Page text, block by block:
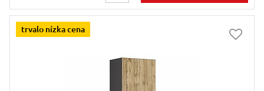
trvalo nízka cena